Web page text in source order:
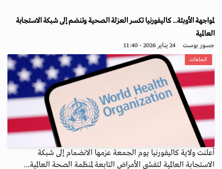
لمواجهة الأوبئة.. كاليفورنيا تكسر العزلة الصحية وتنضم إلى شبكة الاستجابة
العالمية
جسور بوست 24 يناير 2026 - 11:40
اتجاهات
أعلنت ولاية كاليفورنيا يوم الجمعة عزمها الانضمام إلى شبكة
الاستجابة العالمية لتفشي الأمراض التابعة لمنظمة الصحة العالمية...